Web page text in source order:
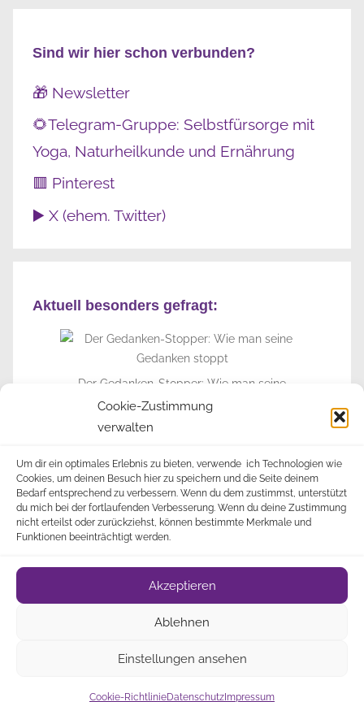
Cookie-Zustimmung
verwalten
Um dir ein optimales Erlebnis zu bieten, verwende ich Technologien wie
Cookies, um deinen Besuch hier zu speichern und die Seite deinem
Bedarf entsprechend zu verbessern. Wenn du dem zustimmst, unterstützt
du mich bei der fortlaufenden Verbesserung. Wenn du deine Zustimmung
nicht erteilst oder zurückziehst, können bestimmte Merkmale und
Funktionen beeinträchtigt werden.
Akzeptieren
Ablehnen
Einstellungen ansehen
Cookie-RichtlinieDatenschutz Impressum
Sind wir hier schon verbunden?
🎁 Newsletter
🌻Telegram-Gruppe: Selbstfürsorge mit
Yoga, Naturheilkunde und Ernährung
🟥 Pinterest
▶️ X (ehem. Twitter)
Aktuell besonders gefragt:
Der Gedanken-Stopper: Wie man seine
Gedanken stoppt
► Zur Info-Seite
Datenschutz
(EU)• © 2009-2023 Alle Rechte vorbehalten •Über
Newsletter
Mitgliederbereich mitDigiMember